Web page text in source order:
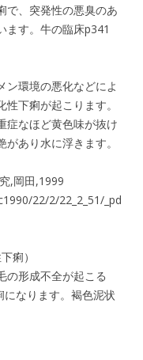
で、突発性の悪臭のあ
ます。牛の臨床p341
ン環境の悪化などによ
下痢が起こります。
症なほど黄色味が抜け
あり水に浮きます。
,岡田,1999
22/2/22_2_51/_pd
痢）
の形成不全が起こる
になります。褐色泥状